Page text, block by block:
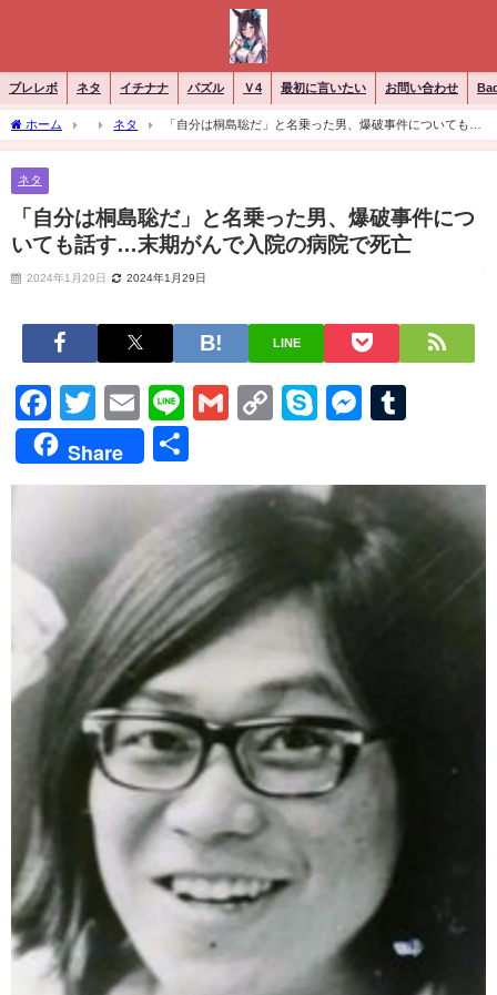
ブレレボ ネタ イチナナ パズル Ｖ4 最初に言いたい お問い合わせ
ホーム ネタ
「自分は桐島聡だ」と名乗った男、爆破事件についても話
す…末期がんで入院の病院で死亡
ネタ
「自分は桐島聡だ」と名乗った男、爆破事件につ
いても話す…末期がんで入院の病院で死亡
2024年1月29日 2024年1月29日
LINE
Facebook
Twitter
EmailLineGmailCopySkype
Share
有